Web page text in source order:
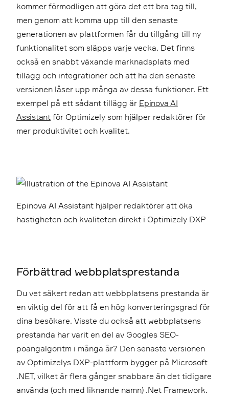
kommer förmodligen att göra det ett bra tag till,
men genom att komma upp till den senaste
generationen av plattformen får du tillgång till ny
funktionalitet som släpps varje vecka. Det finns
också en snabbt växande marknadsplats med
tillägg och integrationer och att ha den senaste
versionen låser upp många av dessa funktioner. Ett
exempel på ett sådant tillägg är Epinova AI
Assistantför Optimizely som hjälper redaktörer för
mer produktivitet och kvalitet.
Epinova AI Assistant hjälper redaktörer att öka
hastigheten och kvaliteten direkt i Optimizely DXP
Förbättrad webbplatsprestanda
Du vet säkert redan att webbplatsens prestanda är
en viktig del för att få en hög konverteringsgrad för
dina besökare. Visste du också att webbplatsens
prestanda har varit en del av Googles SEO-
poängalgoritm i många år? Den senaste versionen
av Optimizelys DXP-plattform bygger på Microsoft
.NET, vilket är flera gånger snabbare än det tidigare
använda (och med liknande namn) .Net Framework.